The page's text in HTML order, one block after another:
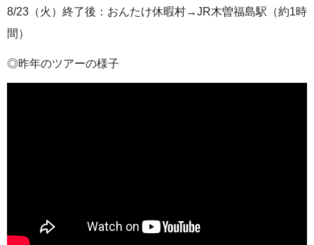
8/23（火）終了後：おんたけ休暇村→JR木曽福島駅（約1時
間）
◎昨年のツアーの様子